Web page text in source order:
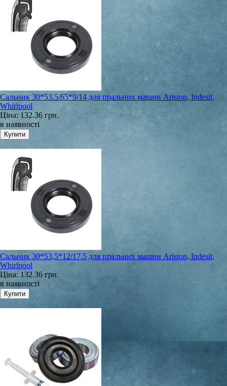
Сальник 30*53.5/65*9/14 для пральних машин Ariston, Indesit,
Whirlpool
Ціна: 132.36 грн.
в наявності
Сальник 30*53,5*12/17.5 для пральних машин Ariston, Indesit,
Whirlpool
Ціна: 132.36 грн.
в наявності